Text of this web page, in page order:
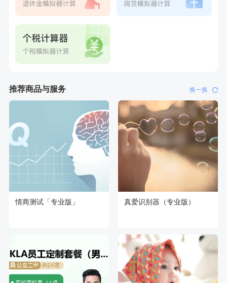
推荐商品与服务 换一换
情商测试「专业版」 真爱识别器（专业版）